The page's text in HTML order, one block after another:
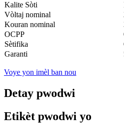
Kalite Sòti
Vòltaj nominal
Kouran nominal
OCPP
Sètifika
Garanti
Voye yon imèl ban nou
Detay pwodwi
Etikèt pwodwi yo